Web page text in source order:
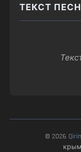
ТЕКСТ
© 2026